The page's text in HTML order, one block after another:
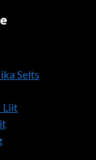
Selts
Liit